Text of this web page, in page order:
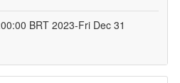
BRT 2023-Fri Dec 31